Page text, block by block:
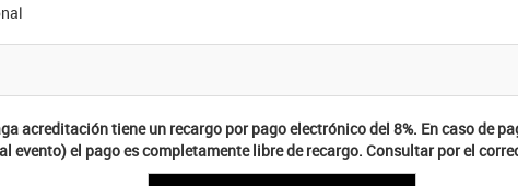
acreditación tiene un recargo por pago electrónico del 8%. En caso de
el pago es completamente libre de recargo. Consultar por el